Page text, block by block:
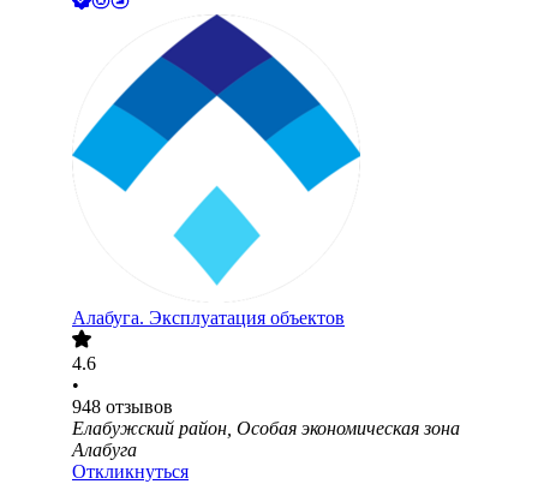
Алабуга. Эксплуатация объектов
4.6
•
948 отзывов
Елабужский район, Особая экономическая зона
Алабуга
Откликнуться